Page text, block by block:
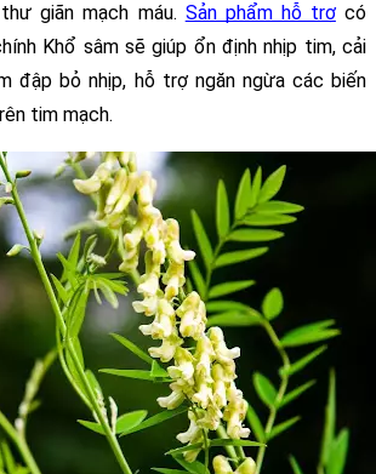
giãn mạch máu. Sản phẩm hỗ trợ có
Khổ sâm sẽ giúp ổn định nhịp tim, cải
đập bỏ nhịp, hỗ trợ ngăn ngừa các biến
tim mạch.